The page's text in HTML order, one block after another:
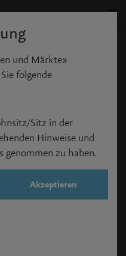
und Märkte»
folgende
Sitz in der
Hinweise und
genommen zu haben.
Akzeptieren